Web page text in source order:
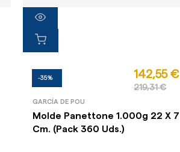
-35% 142,55 €
219,31 €
GARCÍA DE POU
Molde Panettone 1.000g 22 X 7
Cm. (Pack 360 Uds.)